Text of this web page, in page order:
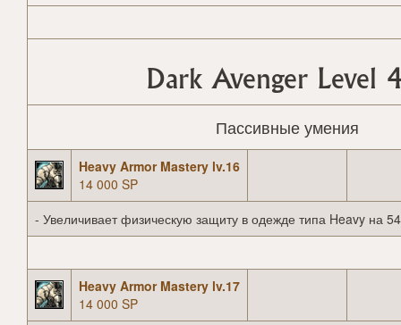
Dark Avenger Level
Пассивные умения
Heavy Armor Mastery lv.16
14 000 SP
- Увеличивает физическую защиту в одежде типа Heavy на
Heavy Armor Mastery lv.17
14 000 SP